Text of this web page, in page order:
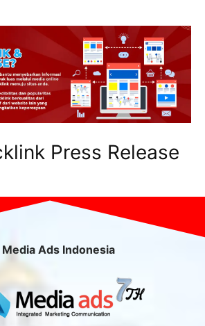
Press Release
Media Ads Indonesia